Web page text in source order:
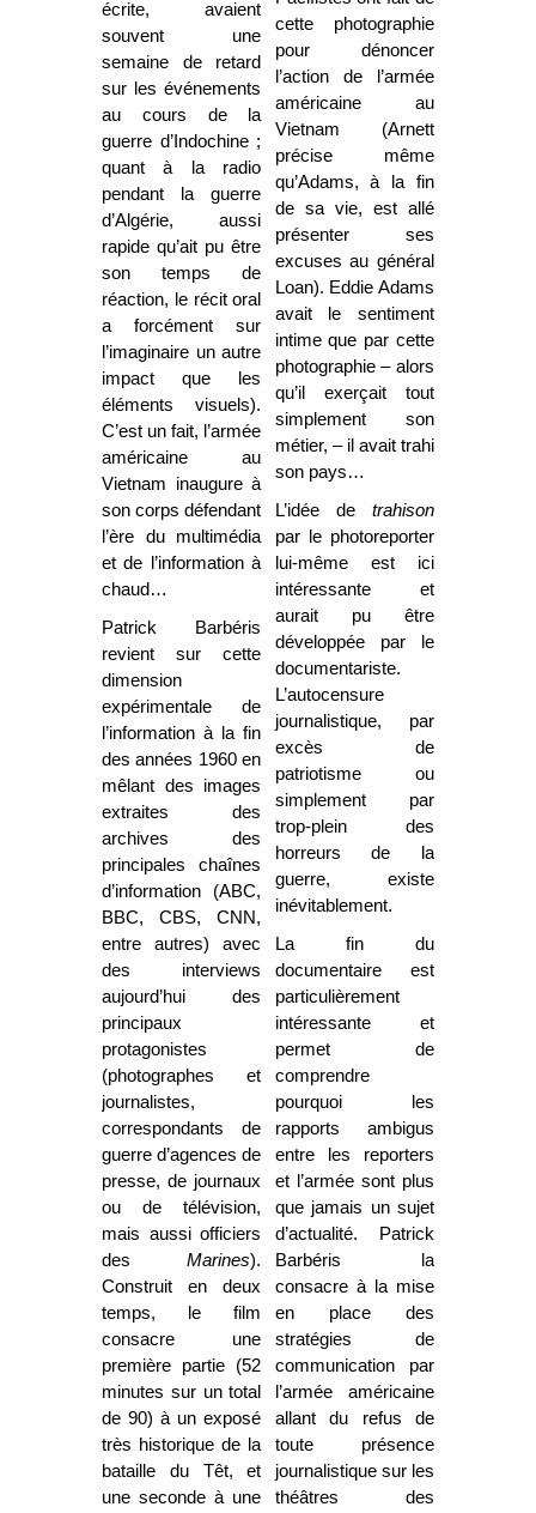
écrite, avaient
souvent une
semaine de retard
sur les événements
au cours de la
guerre d’Indochine ;
quant à la radio
pendant la guerre
d’Algérie, aussi
rapide qu’ait pu être
son temps de
réaction, le récit oral
a forcément sur
l’imaginaire un autre
impact que les
éléments visuels).
C’est un fait, l’armée
américaine au
Vietnam inaugure à
son corps défendant
l’ère du multimédia
et de l’information à
chaud…
Patrick Barbéris
revient sur cette
dimension
expérimentale de
l’information à la fin
des années 1960 en
mêlant des images
extraites des
archives des
principales chaînes
d’information (ABC,
BBC, CBS, CNN,
entre autres) avec
des interviews
aujourd’hui des
principaux
protagonistes
(photographes et
journalistes,
correspondants de
guerre d’agences de
presse, de journaux
ou de télévision,
mais aussi officiers
desMarines).
Construit en deux
temps, le film
consacre une
première partie (52
minutes sur un total
de 90) à un exposé
très historique de la
bataille du Têt, et
une seconde à une
cette photographie
pour dénoncer
l’action de l’armée
américaine au
Vietnam (Arnett
précise même
qu’Adams, à la fin
de sa vie, est allé
présenter ses
excuses au général
Loan). Eddie Adams
avait le sentiment
intime que par cette
photographie – alors
qu’il exerçait tout
simplement son
métier, – il avait trahi
son pays…
L’idée de trahison
par le photoreporter
lui-même est ici
intéressante et
aurait pu être
développée par le
documentariste.
L’autocensure
journalistique, par
excès de
patriotisme ou
simplement par
trop-plein des
horreurs de la
guerre, existe
inévitablement.
La fin du
documentaire est
particulièrement
intéressante et
permet de
comprendre
pourquoi les
rapports ambigus
entre les reporters
et l’armée sont plus
que jamais un sujet
d’actualité. Patrick
Barbéris la
consacre à la mise
en place des
stratégies de
communication par
l’armée américaine
allant du refus de
toute présence
journalistique sur les
théâtres des